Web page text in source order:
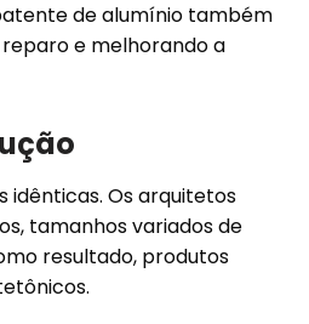
de alumínio também
e melhorando a
idênticas. Os arquitetos
tamanhos variados de
resultado, produtos